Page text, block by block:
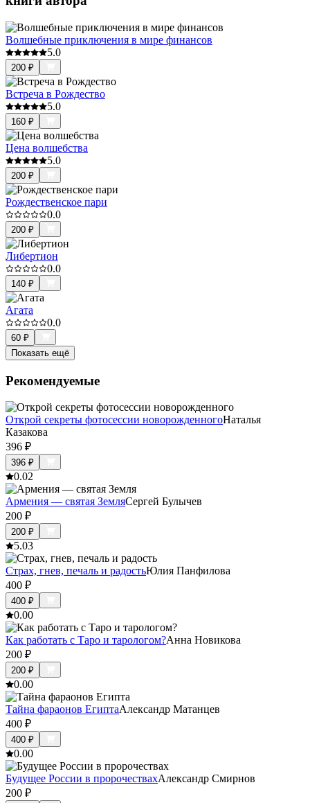
Волшебные приключения в мире финансов
5.0
200 ₽
Встреча в Рождество
5.0
160 ₽
Цена волшебства
5.0
200 ₽
Рождественское пари
0.0
200 ₽
Либертион
0.0
140 ₽
Агата
0.0
60 ₽
Показать ещё
Рекомендуемые
Открой секреты фотосессии новорожденногоНаталья
Казакова
396 ₽
396 ₽
0.02
Армения — святая ЗемляСергей Булычев
200 ₽
200 ₽
5.03
Страх, гнев, печаль и радостьЮлия Панфилова
400 ₽
400 ₽
0.00
Как работать с Таро и тарологом?Анна Новикова
200 ₽
200 ₽
0.00
Тайна фараонов ЕгиптаАлександр Матанцев
400 ₽
400 ₽
0.00
Будущее России в пророчествахАлександр Смирнов
200 ₽